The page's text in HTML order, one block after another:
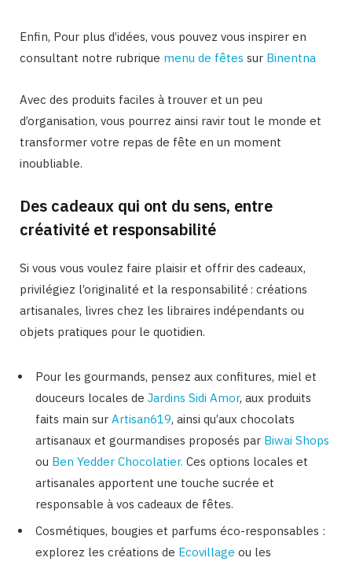
Enfin, Pour plus d’idées, vous pouvez vous inspirer en
consultant notre rubrique menu de fêtes sur Binentna
Avec des produits faciles à trouver et un peu
d’organisation, vous pourrez ainsi ravir tout le monde et
transformer votre repas de fête en un moment
inoubliable.
Des cadeaux qui ont du sens, entre
créativité et responsabilité
Si vous vous voulez faire plaisir et offrir des cadeaux,
privilégiez l’originalité et la responsabilité : créations
artisanales, livres chez les libraires indépendants ou
objets pratiques pour le quotidien.
Pour les gourmands, pensez aux confitures, miel et
douceurs locales de Jardins Sidi Amor, aux produits
faits main sur Artisan619, ainsi qu’aux chocolats
artisanaux et gourmandises proposés par Biwai Shops
ou Ben Yedder Chocolatier. Ces options locales et
artisanales apportent une touche sucrée et
responsable à vos cadeaux de fêtes.
Cosmétiques, bougies et parfums éco-responsables :
explorez les créations de Ecovillage ou les